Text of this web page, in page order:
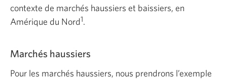
contexte de marchés haussiers et baissiers, en
Amérique du Nord1.
Marchés haussiers
Pour les marchés haussiers, nous prendrons l’exemple